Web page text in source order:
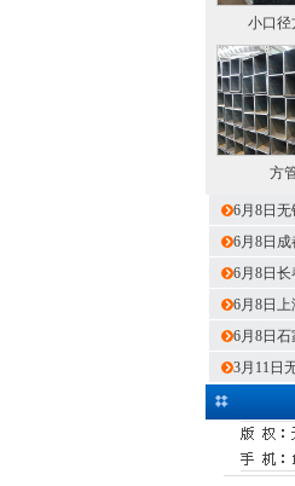
小口径
方
6月8日
6月8日
6月8日
6月8日
6月8日
3月11日